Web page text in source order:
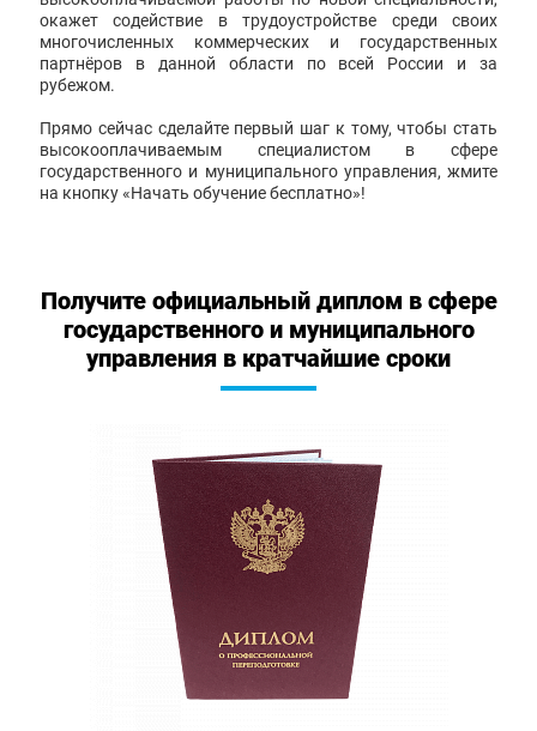
окажет содействие в трудоустройстве среди своих
многочисленных коммерческих и государственных
партнёров в данной области по всей России и за
рубежом.
Прямо сейчас сделайте первый шаг к тому, чтобы стать
высокооплачиваемым специалистом в сфере
государственного и муниципального управления, жмите
на кнопку «Начать обучение бесплатно»!
Получите официальный диплом в сфере
государственного и муниципального
управления в кратчайшие сроки